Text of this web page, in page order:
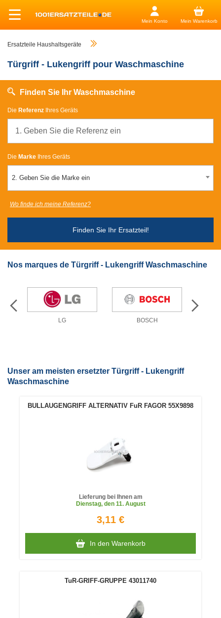
Mein Konto Mein Warenkorb
Ersatzteile Haushaltsgeräte
Türgriff - Lukengriff pour Waschmaschine
Finden Sie Ihr Waschmaschine
Die Referenz Ihres Geräts
Die Marke Ihres Geräts
2. Geben Sie die Marke ein
Finden Sie Ihr Ersatzteil!
Wo finde ich meine Referenz?
Nos marques de Türgriff - Lukengriff Waschmaschine
LG BOSCH
Unser am meisten ersetzter Türgriff - Lukengriff
Waschmaschine
BULLAUGENGRIFF ALTERNATIV FuR FAGOR 55X9898
Lieferung bei Ihnen am
Dienstag, den 11. August
3,11 €
In den Warenkorb
TuR-GRIFF-GRUPPE 43011740